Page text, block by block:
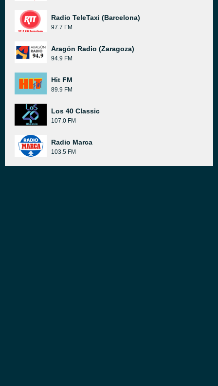
Radio TeleTaxi (Barcelona)
97.7 FM
Aragón Radio (Zaragoza)
94.9 FM
Hit FM
89.9 FM
Los 40 Classic
107.0 FM
Radio Marca
103.5 FM